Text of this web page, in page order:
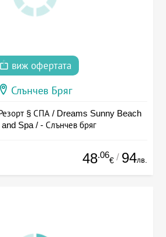
виж офертата
Слънчев Бряг
§ СПА / Dreams Sunny Beach
Spa / - Слънчев бряг
48.06
€ / 94лв.